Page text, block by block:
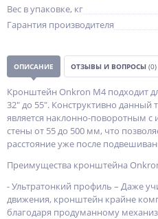
Вес в упаковке, кг
Гарантия производителя
ОПИСАНИЕ ОТЗЫВЫ И ВОПРОСЫ (0)
Кронштейн Onkron M4 подходит
32" до 55". Конструктивно
является наклонно-поворотным
стены от 55 до 500 мм, что
расстояние уже после
Преимущества кронштейна
- Ультратонкий профиль – Даже
движения, кронштейн крайне
благодаря продуманному